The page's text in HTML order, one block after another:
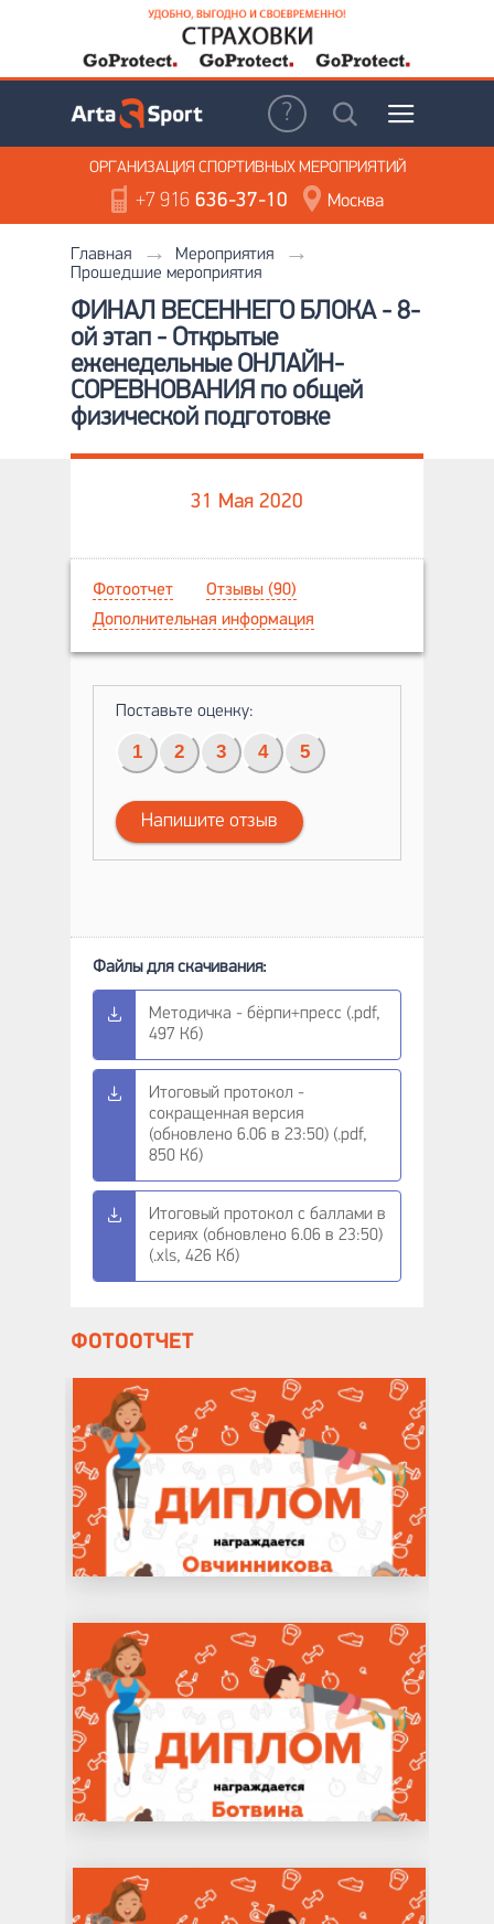
ОРГАНИЗАЦИЯ СПОРТИВНЫХ МЕРОПРИЯТИЙ
+7 916636-37-10 Москва
Главная
Мероприятия
Прошедшие мероприятия
ФИНАЛ ВЕСЕННЕГО БЛОКА - 8-
ой этап - Открытые
еженедельные ОНЛАЙН-
СОРЕВНОВАНИЯ по общей
физической подготовке
31 Мая 2020
Фотоотчет
Отзывы (90)
Дополнительная информация
Поставьте оценку:
1 2 3 4 5
Напишите отзыв
Методичка - бёрпи+пресс (.pdf,
497 Кб)
Итоговый протокол -
сокращенная версия
(обновлено 6.06 в 23:50) (.pdf,
850 Кб)
Итоговый протокол с баллами в
сериях (обновлено 6.06 в 23:50)
(.xls, 426 Кб)
ФОТООТЧЕТ